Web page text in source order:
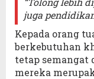
juga
Kepada orang
berkebutuhan
tetap semangat
mereka